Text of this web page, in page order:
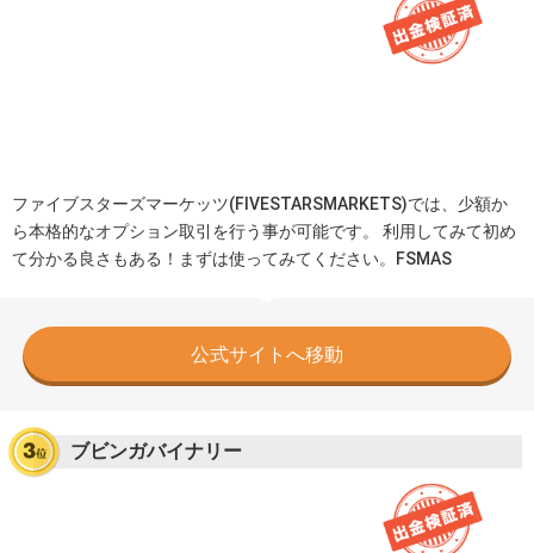
ファイブスターズマーケッツ(FIVESTARSMARKETS)では、少額か
ら本格的なオプション取引を行う事が可能です。 利用してみて初め
て分かる良さもある！まずは使ってみてください。FSMAS
公式サイトへ移動
ブビンガバイナリー